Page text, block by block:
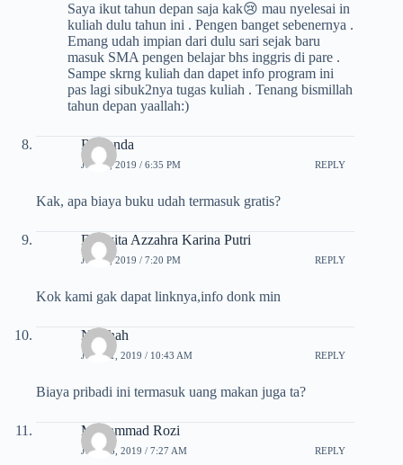
Saya ikut tahun depan saja kak😢 mau nyelesai in
kuliah dulu tahun ini . Pengen banget sebenernya .
Emang udah impian dari dulu sari sejak baru
masuk SMA pengen belajar bhs inggris di pare .
Sampe skrng kuliah dan dapet info program ini
pas lagi sibuk2nya tugas kuliah . Tenang bismillah
tahun depan yaallah:)
Risvanda
JULI 8, 2019 / 6:35 PM REPLY
Kak, apa biaya buku udah termasuk gratis?
Deswita Azzahra Karina Putri
JULI 8, 2019 / 7:20 PM REPLY
Kok kami gak dapat linknya,info donk min
Najahah
JULI 11, 2019 / 10:43 AM REPLY
Biaya pribadi ini termasuk uang makan juga ta?
Muhammad Rozi
JULI 13, 2019 / 7:27 AM REPLY